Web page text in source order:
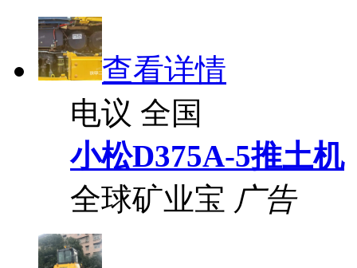
查看详情
电议 全国
小松D375A-5推土机
全球矿业宝 广告